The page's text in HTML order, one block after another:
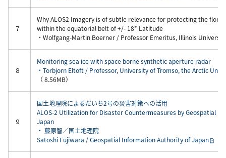
７
Why ALOS2 Imagery is of subtle relevance for protecting the flora
within the equatorial belt of +/- 18* Latitude
・Wolfgang-Martin Boerner / Professor Emeritus, Illinois
８
Monitoring sea ice with space borne synthetic aperture radar
・Torbjorn Eltoft / Professor, University of Tromso, the Arctic
（ 8.56MB）
９
国土地理院によるだいち2号の災害対策への活用
ALOS-2 Utilization for Disaster Countermeasures by Geospatial
Japan
・ 藤原智／国土地理院
Satoshi Fujiwara / Geospatial Information Authority of Japan